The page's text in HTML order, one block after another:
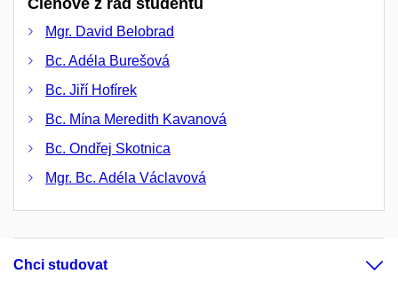
Členové z řad studentů
Mgr. David Belobrad
Bc. Adéla Burešová
Bc. Jiří Hofírek
Bc. Mína Meredith Kavanová
Bc. Ondřej Skotnica
Mgr. Bc. Adéla Václavová
Chci studovat